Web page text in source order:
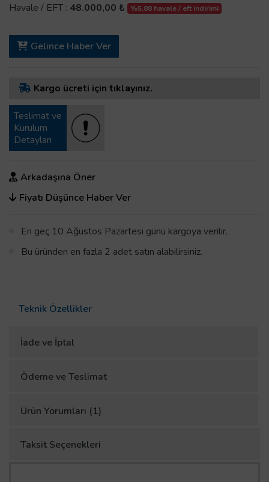
Havale / EFT : 48.000,00 ₺ %5,88 havale / eft indirimi
Gelince Haber Ver
Kargo ücreti için tıklayınız.
Teslimat ve
Kurulum
Detayları
Arkadaşına Öner
Fiyatı Düşünce Haber Ver
En geç 10 Ağustos Pazartesi günü kargoya verilir.
Bu üründen en fazla 2 adet satın alabilirsiniz.
Teknik Özellikler
İade ve İptal
Ödeme ve Teslimat
Ürün Yorumları (1)
Taksit Seçenekleri